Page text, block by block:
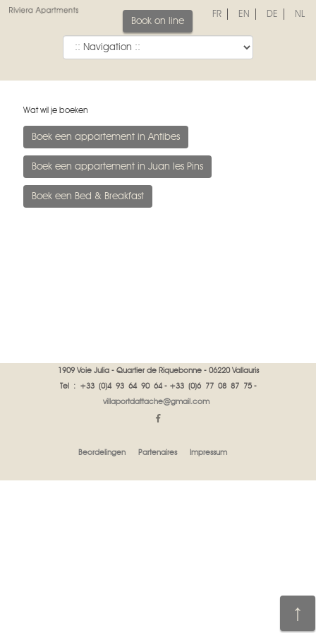
FR EN DE NL
Book on line
Wat wil je boeken
Boek een appartement in Antibes
Boek een appartement in Juan les Pins
Boek een Bed & Breakfast
1909 Voie Julia - Quartier de Riquebonne - 06220 Vallauris
Tel : +33 (0)4 93 64 90 64 - +33 (0)6 77 08 87 75 -
villaportdattache@gmail.com
Beordelingen Partenaires Impressum